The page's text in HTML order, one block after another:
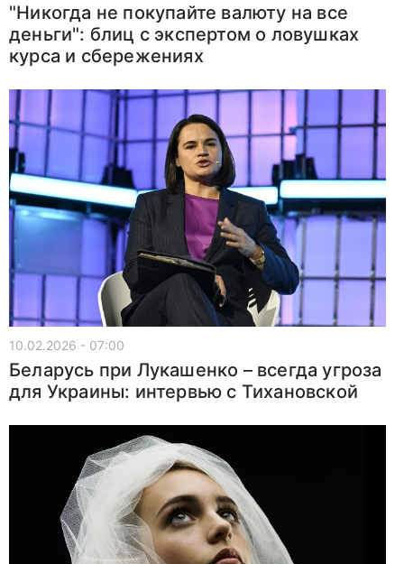
"Никогда не покупайте валюту на все
деньги": блиц с экспертом о ловушках
курса и сбережениях
10.02.2026 - 07:00
Беларусь при Лукашенко – всегда угроза
для Украины: интервью с Тихановской